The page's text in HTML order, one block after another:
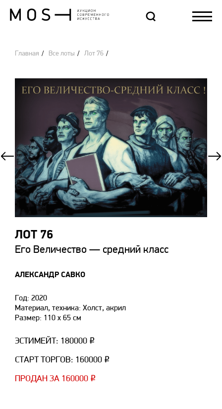
Главная Все лоты Лот 76
АЛЕКСАНДР САВКО
Его Величество — средний класс
ЛОТ 76
Год: 2020
Материал, техника: Холст, акрил
Размер: 110 х 65 см
ЭСТИМЕЙТ: 180000 ₽
СТАРТ ТОРГОВ: 160000 ₽
ПРОДАН ЗА 160000 ₽